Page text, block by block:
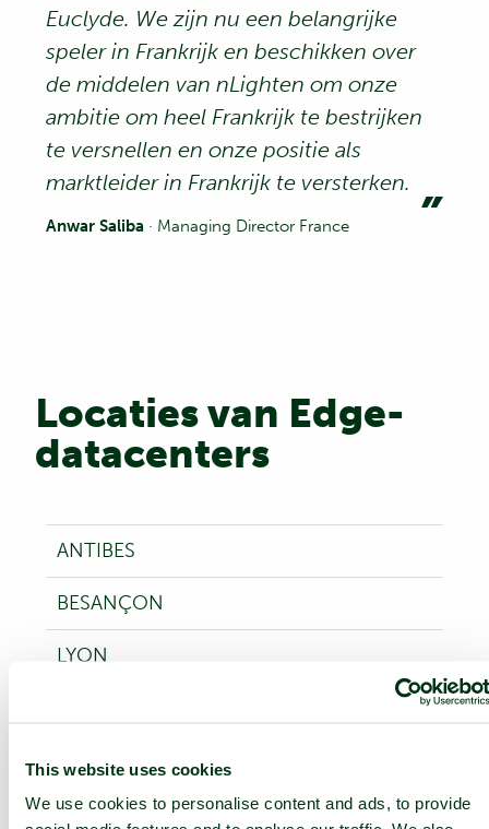
This website uses cookies
We use cookies to personalise content and ads, to provide
Euclyde. We zijn nu een belangrijke
speler in Frankrijk en beschikken over
de middelen van nLighten om onze
ambitie om heel Frankrijk te bestrijken
te versnellen en onze positie als
marktleider in Frankrijk te versterken.
Anwar Saliba · Managing Director France
Locaties van Edge-
datacenters
ANTIBES
BESANÇON
LYON
PARIJS (PAR2)
PARIJS (PAR3)